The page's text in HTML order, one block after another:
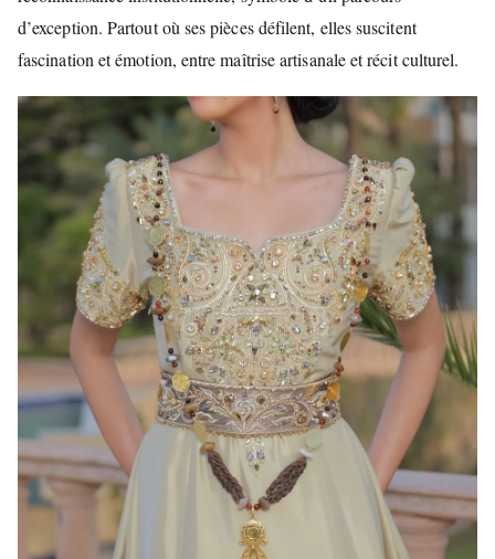
d’exception. Partout où ses pièces défilent, elles suscitent
fascination et émotion, entre maîtrise artisanale et récit culturel.